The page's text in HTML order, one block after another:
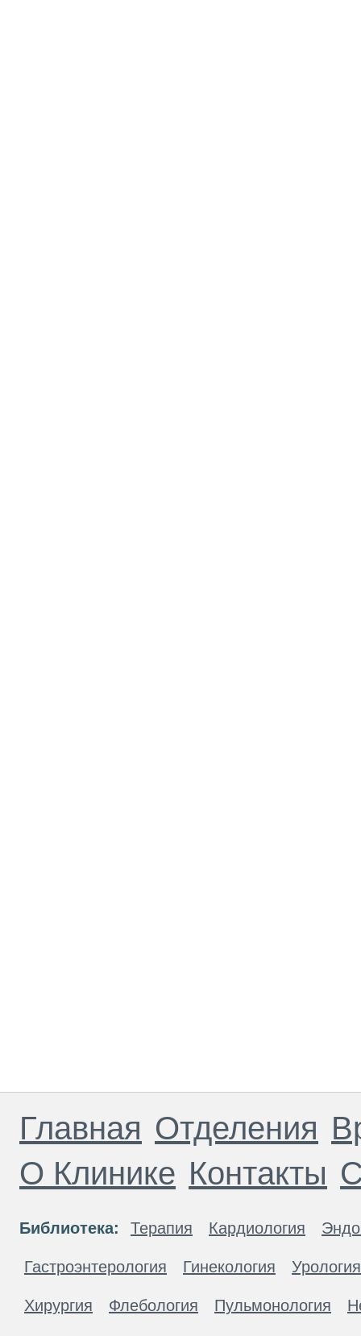
Главная Отделения
О Клинике Контакты
Библиотека: Терапия Кардиология
Гастроэнтерология Гинекология Урология
Хирургия Флебология Пульмонология